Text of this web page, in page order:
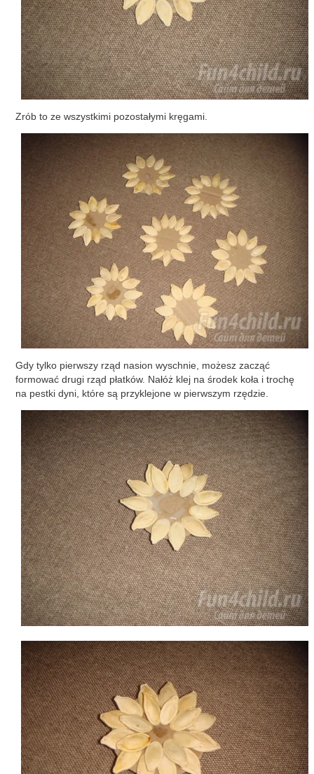
Zrób to ze wszystkimi pozostałymi kręgami.
Gdy tylko pierwszy rząd nasion wyschnie, możesz zacząć
formować drugi rząd płatków. Nałóż klej na środek koła i trochę
na pestki dyni, które są przyklejone w pierwszym rzędzie.